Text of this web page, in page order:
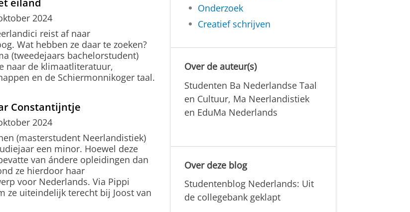
2024
reist af naar
Wat hebben ze daar te zoeken?
(tweedejaars bachelorstudent)
naar de klimaatliteratuur,
en de Schiermonnikoger taal.
Constantijntje
2024
(masterstudent Neerlandistiek)
een minor. Hoewel deze
van ándere opleidingen dan
ze hierdoor haar
voor Nederlands. Via Pippi
ze uiteindelijk terecht bij Joost van
Onderzoek
Creatief schrijven
Over de auteur(s)
Studenten Ba Nederlandse Taal
en Cultuur, Ma Neerlandistiek
en EduMa Nederlands
Over deze blog
Studentenblog Nederlands: Uit
de collegebank geklapt